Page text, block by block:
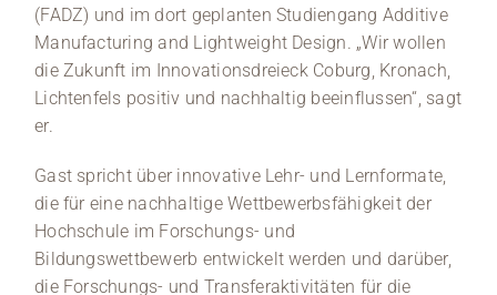
(FADZ) und im dort geplanten Studiengang Additive
Manufacturing and Lightweight Design. „Wir wollen
die Zukunft im Innovationsdreieck Coburg, Kronach,
Lichtenfels positiv und nachhaltig beeinflussen“, sagt
er.
Gast spricht über innovative Lehr- und Lernformate,
die für eine nachhaltige Wettbewerbsfähigkeit der
Hochschule im Forschungs- und
Bildungswettbewerb entwickelt werden und darüber,
die Forschungs- und Transferaktivitäten für die